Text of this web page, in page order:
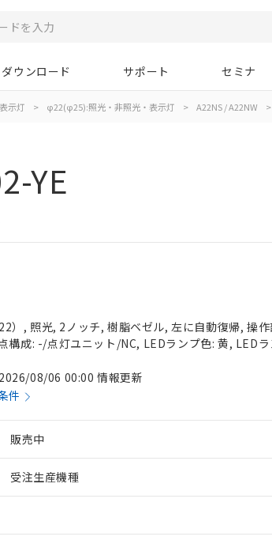
ダウンロード サポート セミナ
示灯 > φ22(φ25):照光・非照光・表示灯 > A22NS / A22NW >
YE
）, 照光, 2ノッチ, 樹脂ベゼル, 左に自動復帰, 操
構成: -/点灯ユニット/NC, LEDランプ色: 黄, LED
2026/08/06 00:00 情報更新
件
販売中
受注生産機種